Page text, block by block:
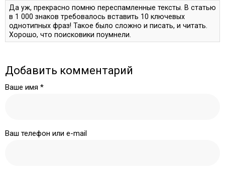
Да уж, прекрасно помню переспамленные тексты. В статью
в 1 000 знаков требовалось вставить 10 ключевых
однотипных фраз! Такое было сложно и писать, и читать.
Хорошо, что поисковики поумнели.
Добавить комментарий
Ваше имя *
Ваш телефон или e-mail